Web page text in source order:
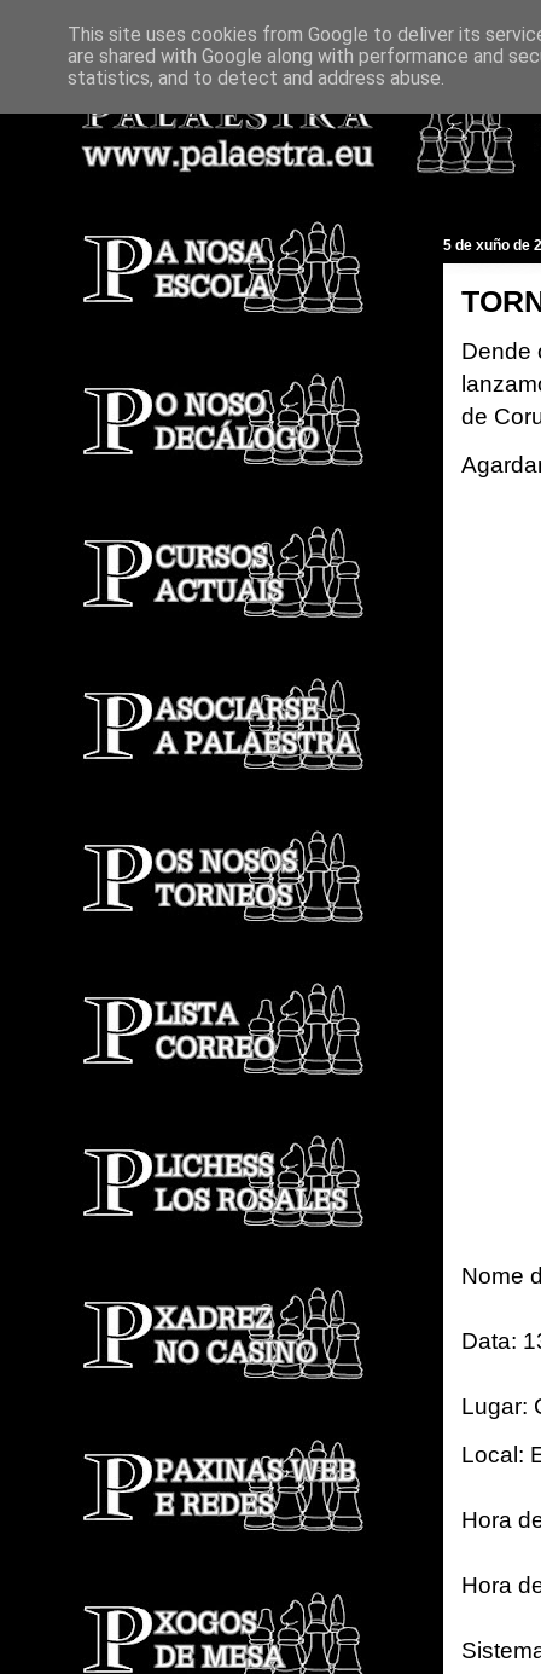
5 de xuño de
Dende
de
Nome
Data:
Lugar:
Local:
Hora
Hora
This site uses cookies from Google to deliver its
are shared with Google along with performance and
statistics, and to detect and address abuse.